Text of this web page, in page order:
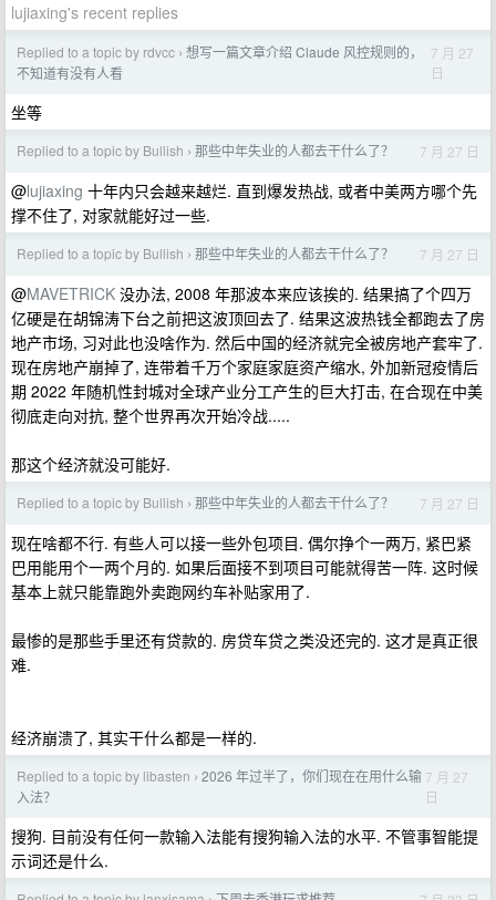
lujiaxing's recent replies
Replied to a topic by rdvcc › 想写一篇文章介绍 Claude 风控规则的，
不知道有没有人看
7 月 27
日
坐等
Replied to a topic by Bullish › 那些中年失业的人都去干什么了？ 7 月 27 日
@lujiaxing 十年内只会越来越烂. 直到爆发热战, 或者中美两方哪个先
撑不住了, 对家就能好过一些.
Replied to a topic by Bullish › 那些中年失业的人都去干什么了？ 7 月 27 日
@MAVETRICK 没办法, 2008 年那波本来应该挨的. 结果搞了个四万
亿硬是在胡锦涛下台之前把这波顶回去了. 结果这波热钱全都跑去了房
地产市场, 习对此也没啥作为. 然后中国的经济就完全被房地产套牢了.
现在房地产崩掉了, 连带着千万个家庭家庭资产缩水, 外加新冠疫情后
期 2022 年随机性封城对全球产业分工产生的巨大打击, 在合现在中美
彻底走向对抗, 整个世界再次开始冷战.....
那这个经济就没可能好.
Replied to a topic by Bullish › 那些中年失业的人都去干什么了？ 7 月 27 日
现在啥都不行. 有些人可以接一些外包项目. 偶尔挣个一两万, 紧巴紧
巴用能用个一两个月的. 如果后面接不到项目可能就得苦一阵. 这时候
基本上就只能靠跑外卖跑网约车补贴家用了.
最惨的是那些手里还有贷款的. 房贷车贷之类没还完的. 这才是真正很
难.
经济崩溃了, 其实干什么都是一样的.
Replied to a topic by libasten › 2026 年过半了，你们现在在用什么输
入法？
7 月 27
日
搜狗. 目前没有任何一款输入法能有搜狗输入法的水平. 不管事智能提
示词还是什么.